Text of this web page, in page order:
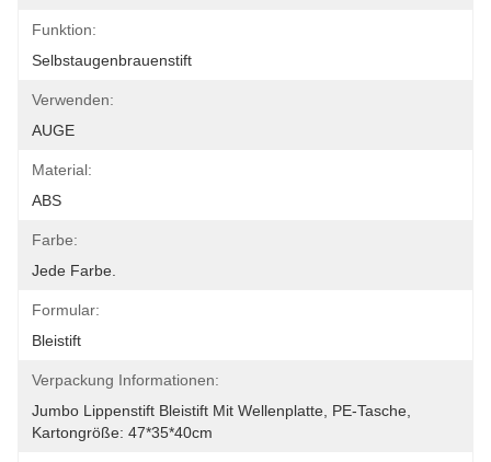
Funktion:
Selbstaugenbrauenstift
Verwenden:
AUGE
Material:
ABS
Farbe:
Jede Farbe.
Formular:
Bleistift
Verpackung Informationen:
Jumbo Lippenstift Bleistift Mit Wellenplatte, PE-Tasche,
Kartongröße: 47*35*40cm